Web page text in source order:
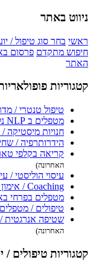
ניווט באתר
ראשי בחר סוג טיפול /
חיפוש מתקדם פרסום
האתר
קטגוריות
טיפול טנטרי /
מטפלים ב NLP נלפ
חנויות מיסטיקה
הידרותרפיה /
קריאה בקלפי
האחרונה)
עיסוי הוליסטי /
Coaching / אימון אישי
מטפלים בפרחי
טיפולים /
שטיפה אנרגטית
האחרונה)
קטגוריות טיפולים /